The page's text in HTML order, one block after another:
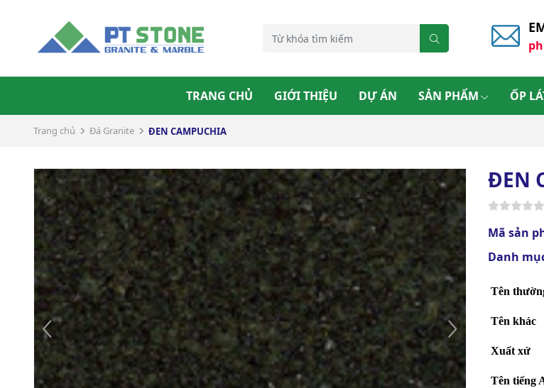
TRANG CHỦ GIỚI THIỆU DỰ ÁN SẢN PHẨM ỐP
Trang chủ Đá Granite ĐEN CAMPUCHIA
ĐEN
Mã sản
Danh
Tên
Tên khác
Xuất xứ
Tên tiếng